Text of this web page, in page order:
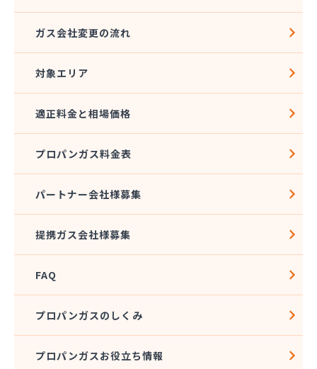
株式会社永沼
株式会社塩釜商会
株式会社岡部商店
株式会社岩城屋商店 ガスセンター
株式会社菊地安兵衛商店
株式会社光商会宮城
株式会社光和設備
株式会社高須賀商店
株式会社三陸ガス
株式会社志たかぢや 佐沼営業所
株式会社小松商店
株式会社植野商店
株式会社針生
株式会社赤間商会
ガス会社変更の流れ
対象エリア
適正料金と相場価格
プロパンガス料金表
パートナー会社様募集
提携ガス会社様募集
FAQ
プロパンガスのしくみ
プロパンガスお役立ち情報